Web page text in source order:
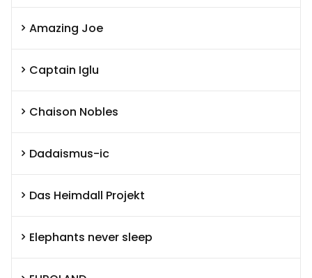
Amazing Joe
Captain Iglu
Chaison Nobles
Dadaismus-ic
Das Heimdall Projekt
Elephants never sleep